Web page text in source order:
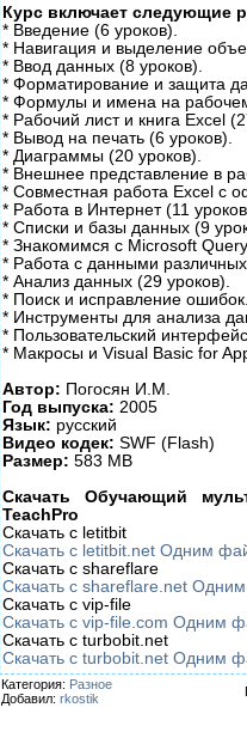
Курс включает следующие
* Введение (6 уроков).
* Навигация и выделение
* Ввод данных (8 уроков).
* Форматирование и защита
* Формулы и имена на
* Рабочий лист и книга Excel
* Вывод на печать (6 уроков).
* Диаграммы (20 уроков).
* Внешнее представление в
* Совместная работа Excel с
* Работа в Интернет (11
* Списки и базы данных (9
* Знакомимся с Microsoft
* Работа с данными
* Анализ данных (29 уроков).
* Поиск и исправление
* Инструменты для анализа
* Пользовательский
* Макросы и Visual Basic for
Автор: Погосян И.М.
Год выпуска: 2005
Язык: русский
Видео кодек: SWF (Flash)
Размер: 583 MB
Скачать Обучающий
TeachPro
Скачать с letitbit
Скачать с letitbit.net Одним
Скачать с shareflare
Скачать с shareflare.net
Скачать с vip-file
Скачать с vip-file.com Одним
Скачать с turbobit.net
Скачать с turbobit.net Одним
Категория: Разное
Добавил: rkostik